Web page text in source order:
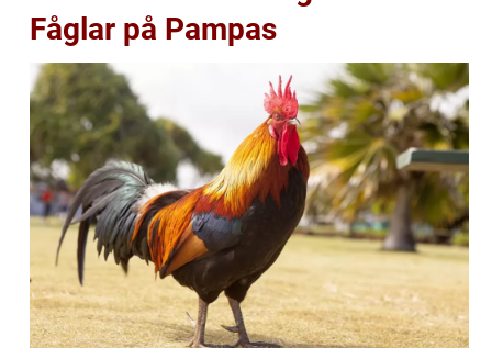
Fåglar på Pampas